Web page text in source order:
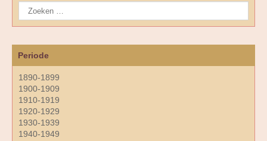
Periode
1890-1899
1900-1909
1910-1919
1920-1929
1930-1939
1940-1949